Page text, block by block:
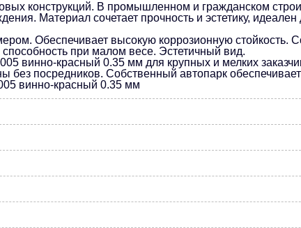
конструкций. В промышленном и гражданском
Материал сочетает прочность и эстетику,
Обеспечивает высокую коррозионную стойкость.
при малом весе. Эстетичный вид.
винно-красный 0.35 мм для крупных и мелких
посредников. Собственный автопарк
винно-красный 0.35 мм